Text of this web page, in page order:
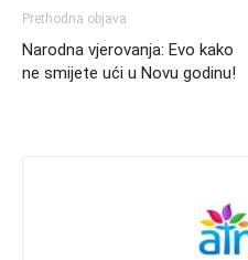
Prethodna objava
Narodna vjerovanja: Evo kako
ne smijete ući u Novu godinu!